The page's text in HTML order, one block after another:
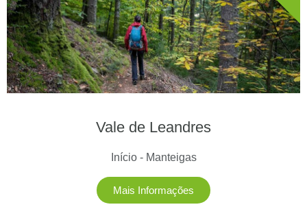
Vale de Leandres
Início - Manteigas
Mais Informações